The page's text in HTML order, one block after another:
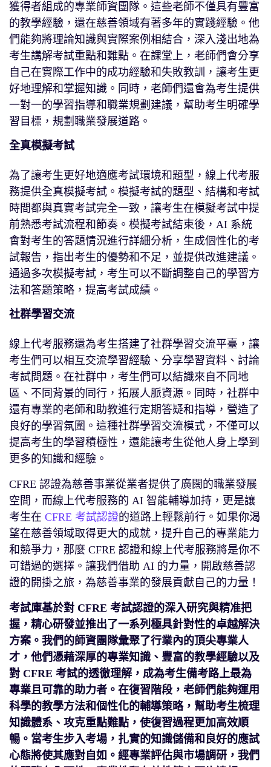
獲得者組成的專業師資團隊。這些老師不僅具有豐富
的教學經驗，還在慈善領域有著多年的實踐經驗。他
們能夠將理論知識與實際案例相結合，深入淺出地為
考生講解考試重點和難點。在課堂上，老師們會分享
自己在實際工作中的成功經驗和失敗教訓，讓考生更
好地理解和掌握知識。同時，老師們還會為考生提供
一對一的學習指導和職業規劃建議，幫助考生明確學
習目標，規劃職業發展道路。
全真模擬考試
為了讓考生更好地適應考試環境和題型，線上代考服
務提供全真模擬考試。模擬考試的題型、結構和考試
時間都與真實考試完全一致，讓考生在模擬考試中提
前熟悉考試流程和節奏。模擬考試結束後，AI 系統
會對考生的答題情況進行詳細分析，生成個性化的考
試報告，指出考生的優勢和不足，並提供改進建議。
通過多次模擬考試，考生可以不斷調整自己的學習方
法和答題策略，提高考試成績。
社群學習交流
線上代考服務還為考生搭建了社群學習交流平臺，讓
考生們可以相互交流學習經驗、分享學習資料、討論
考試問題。在社群中，考生們可以結識來自不同地
區、不同背景的同行，拓展人脈資源。同時，社群中
還有專業的老師和助教進行定期答疑和指導，營造了
良好的學習氛圍。這種社群學習交流模式，不僅可以
提高考生的學習積極性，還能讓考生從他人身上學到
更多的知識和經驗。
CFRE 認證為慈善事業從業者提供了廣闊的職業發展
空間，而線上代考服務的 AI 智能輔導加持，更是讓
考生在 CFRE 考試認證的道路上輕鬆前行。如果你渴
望在慈善領域取得更大的成就，提升自己的專業能力
和競爭力，那麼 CFRE 認證和線上代考服務將是你不
可錯過的選擇。讓我們借助 AI 的力量，開啟慈善認
證的開掛之旅，為慈善事業的發展貢獻自己的力量！
考試庫基於對 CFRE 考試認證的深入研究與精准把
握，精心研發並推出了一系列極具針對性的卓越解決
方案。我們的師資團隊彙聚了行業內的頂尖專業人
才，他們憑藉深厚的專業知識、豐富的教學經驗以及
對 CFRE 考試的透徹理解，成為考生備考路上最為
專業且可靠的助力者。在復習階段，老師們能夠運用
科學的教學方法和個性化的輔導策略，幫助考生梳理
知識體系、攻克重點難點，使復習過程更加高效順
暢。當考生步入考場，扎實的知識儲備和良好的應試
心態將使其應對自如。經專業評估與市場調研，我們